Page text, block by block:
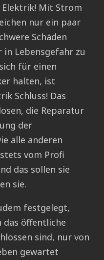
Elektrik! Mit Strom
nur ein paar
Schäden
in Lebensgefahr zu
für einen
halten, ist
Schluss! Das
die Reparatur
der
alle anderen
vom Profi
das sollen sie
sie.
festgelegt,
das öffentliche
sind, nur von
gewartet